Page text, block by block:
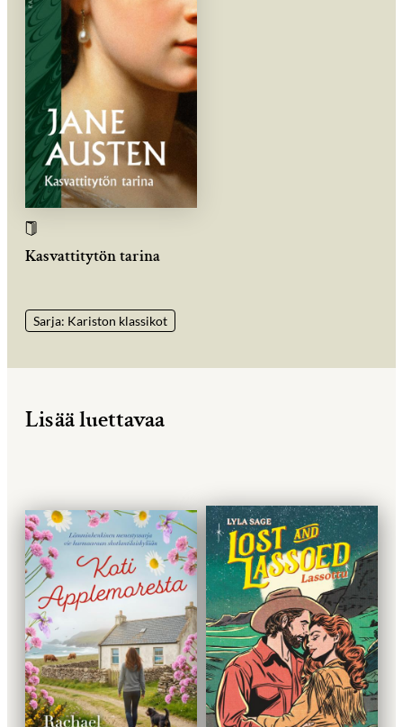
Kasvattitytön tarina
Sarja: Kariston klassikot
Lisää luettavaa